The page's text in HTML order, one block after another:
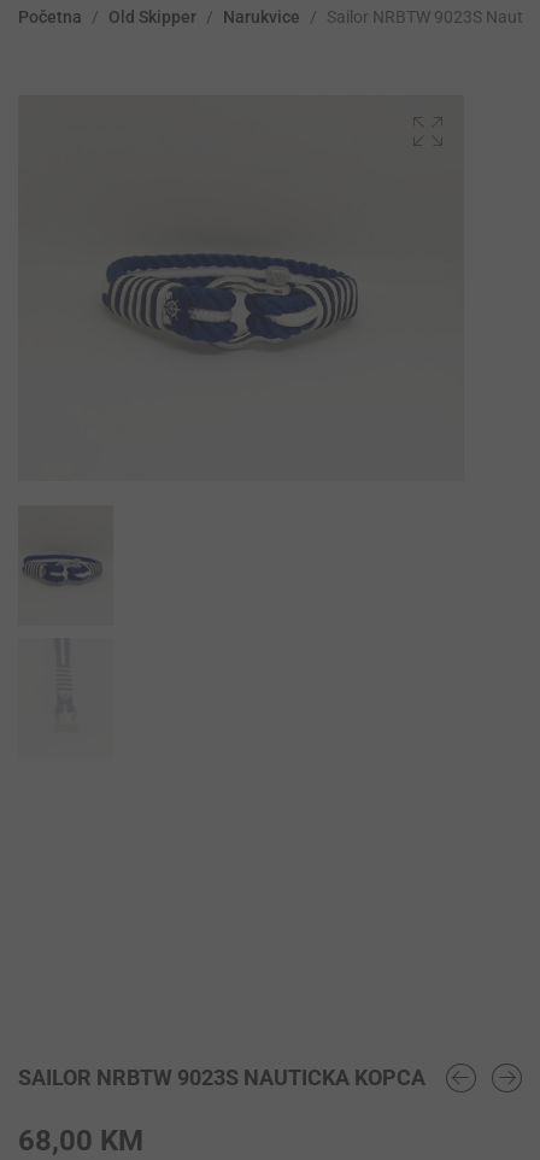
Početna / Old Skipper / Narukvice / Sailor NRBTW 9023S
SAILOR NRBTW 9023S NAUTICKA KOPCA
68,00 KM